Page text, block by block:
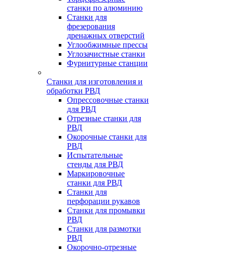
станки по алюминию
Станки для
фрезерования
дренажных отверстий
Углообжимные прессы
Углозачистные станки
Фурнитурные станции
Станки для изготовления и
обработки РВД
Опрессовочные станки
для РВД
Отрезные станки для
РВД
Окорочные станки для
РВД
Испытательные
стенды для РВД
Маркировочные
станки для РВД
Станки для
перфорации рукавов
Станки для промывки
РВД
Станки для размотки
РВД
Окорочно-отрезные